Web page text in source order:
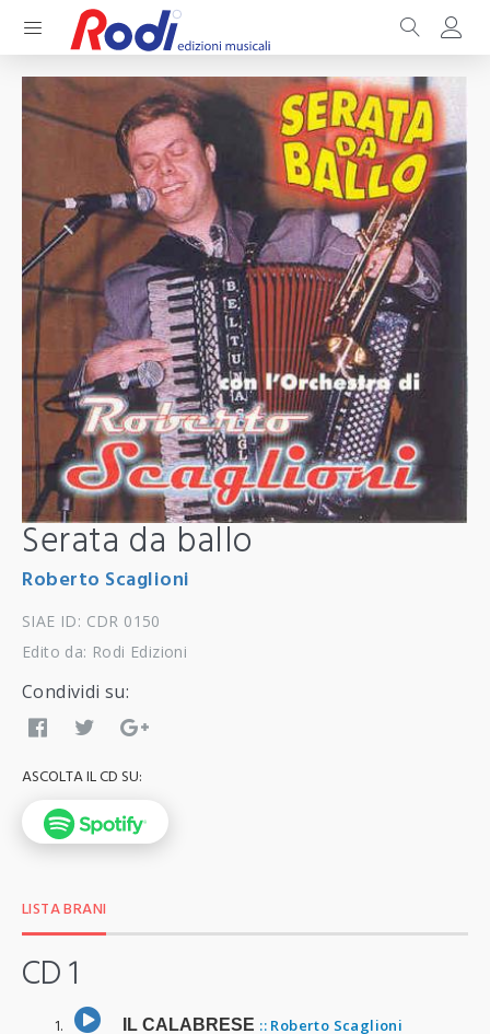
Serata da ballo
Roberto Scaglioni
SIAE ID: CDR 0150
Edito da: Rodi Edizioni
Condividi su:
ASCOLTA IL CD SU:
LISTA BRANI
CD 1
IL CALABRESE :: Roberto Scaglioni